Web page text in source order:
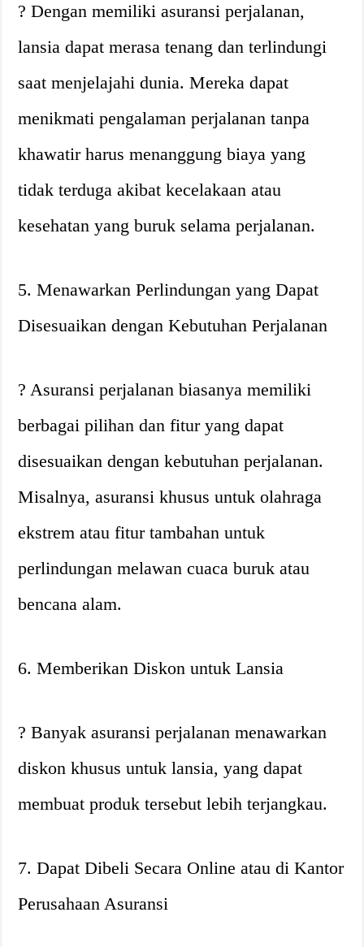
? Dengan memiliki asuransi perjalanan,
lansia dapat merasa tenang dan terlindungi
saat menjelajahi dunia. Mereka dapat
menikmati pengalaman perjalanan tanpa
khawatir harus menanggung biaya yang
tidak terduga akibat kecelakaan atau
kesehatan yang buruk selama perjalanan.
5. Menawarkan Perlindungan yang Dapat
Disesuaikan dengan Kebutuhan Perjalanan
? Asuransi perjalanan biasanya memiliki
berbagai pilihan dan fitur yang dapat
disesuaikan dengan kebutuhan perjalanan.
Misalnya, asuransi khusus untuk olahraga
ekstrem atau fitur tambahan untuk
perlindungan melawan cuaca buruk atau
bencana alam.
6. Memberikan Diskon untuk Lansia
? Banyak asuransi perjalanan menawarkan
diskon khusus untuk lansia, yang dapat
membuat produk tersebut lebih terjangkau.
7. Dapat Dibeli Secara Online atau di Kantor
Perusahaan Asuransi